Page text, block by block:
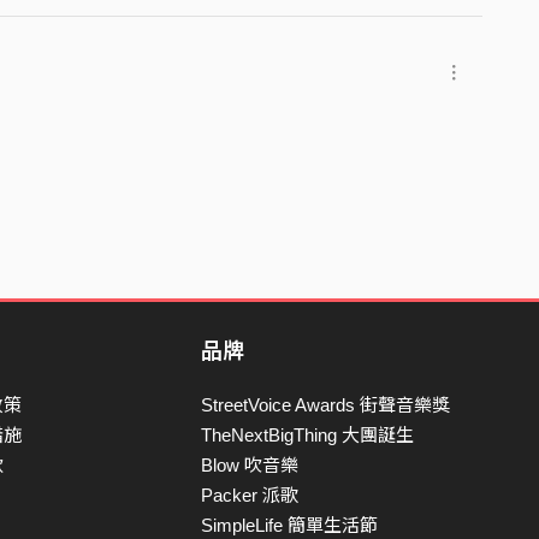
策
施
品牌
StreetVoice Awards 街聲音樂獎
TheNextBigThing 大團誕生
Blow 吹音樂
Packer 派歌
SimpleLife 簡單生活節